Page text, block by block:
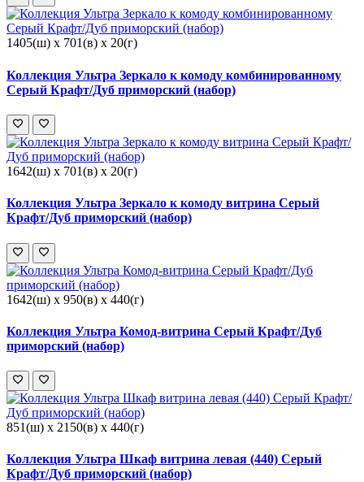
1405(ш) x 701(в) x 20(г)
Коллекция Ультра Зеркало к комоду комбинированному
Серый Крафт/Дуб приморский (набор)
1642(ш) x 701(в) x 20(г)
Коллекция Ультра Зеркало к комоду витрина Серый
Крафт/Дуб приморский (набор)
1642(ш) x 950(в) x 440(г)
Коллекция Ультра Комод-витрина Серый Крафт/Дуб
приморский (набор)
851(ш) x 2150(в) x 440(г)
Коллекция Ультра Шкаф витрина левая (440) Серый
Крафт/Дуб приморский (набор)